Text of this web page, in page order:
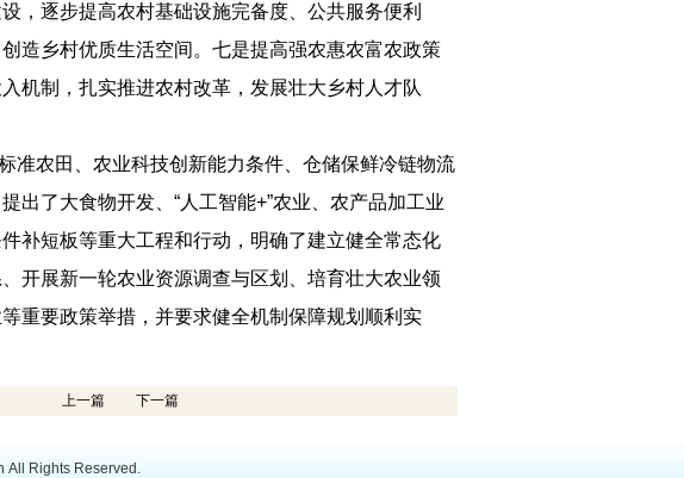
，逐步提高农村基础设施完备度、公共服务便利
造乡村优质生活空间。七是提高强农惠农富农政策
机制，扎实推进农村改革，发展壮大乡村人才队
准农田、农业科技创新能力条件、仓储保鲜冷链物流
出了大食物开发、“人工智能+”农业、农产品加工业
补短板等重大工程和行动，明确了建立健全常态化
开展新一轮农业资源调查与区划、培育壮大农业领
重要政策举措，并要求健全机制保障规划顺利实
上一篇 下一篇
All Rights Reserved.